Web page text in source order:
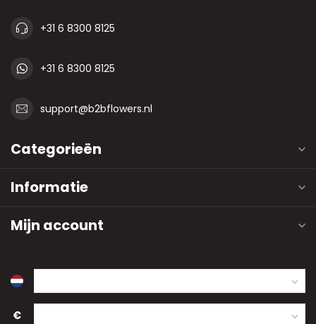
+31 6 8300 8125
+31 6 8300 8125
support@b2bflowers.nl
Categorieën
Informatie
Mijn account
€